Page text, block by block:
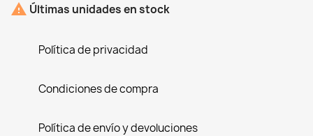
 Últimas unidades en stock
Política de privacidad
Condiciones de compra
Política de envío y devoluciones